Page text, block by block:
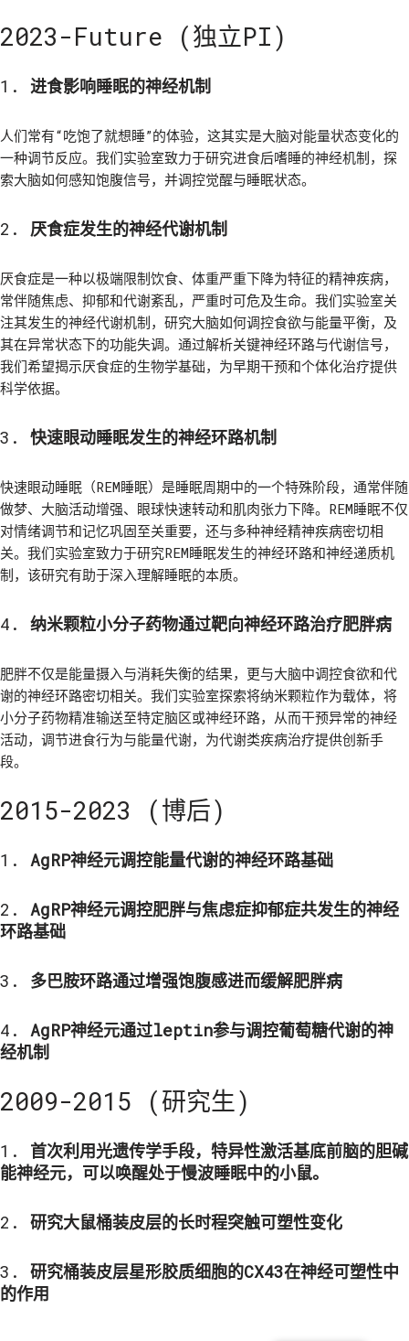
2023-Future (独立PI)
1. 进食影响睡眠的神经机制
人们常有“吃饱了就想睡”的体验，这其实是大脑对能量状态变化的
一种调节反应。我们实验室致力于研究进食后嗜睡的神经机制，探
索大脑如何感知饱腹信号，并调控觉醒与睡眠状态。
2. 厌食症发生的神经代谢机制
厌食症是一种以极端限制饮食、体重严重下降为特征的精神疾病，
常伴随焦虑、抑郁和代谢紊乱，严重时可危及生命。我们实验室关
注其发生的神经代谢机制，研究大脑如何调控食欲与能量平衡，及
其在异常状态下的功能失调。通过解析关键神经环路与代谢信号，
我们希望揭示厌食症的生物学基础，为早期干预和个体化治疗提供
科学依据。
3. 快速眼动睡眠发生的神经环路机制
快速眼动睡眠（REM睡眠）是睡眠周期中的一个特殊阶段，通常伴随
做梦、大脑活动增强、眼球快速转动和肌肉张力下降。REM睡眠不仅
对情绪调节和记忆巩固至关重要，还与多种神经精神疾病密切相
关。我们实验室致力于研究REM睡眠发生的神经环路和神经递质机
制，该研究有助于深入理解睡眠的本质。
4. 纳米颗粒小分子药物通过靶向神经环路治疗肥胖病
肥胖不仅是能量摄入与消耗失衡的结果，更与大脑中调控食欲和代
谢的神经环路密切相关。我们实验室探索将纳米颗粒作为载体，将
小分子药物精准输送至特定脑区或神经环路，从而干预异常的神经
活动，调节进食行为与能量代谢，为代谢类疾病治疗提供创新手
段。
2015-2023 (博后)
1. AgRP神经元调控能量代谢的神经环路基础
2. AgRP神经元调控肥胖与焦虑症抑郁症共发生的神经
环路基础
3. 多巴胺环路通过增强饱腹感进而缓解肥胖病
4. AgRP神经元通过leptin参与调控葡萄糖代谢的神
经机制
2009-2015 (研究生)
1. 首次利用光遗传学手段，特异性激活基底前脑的胆碱
能神经元，可以唤醒处于慢波睡眠中的小鼠。
2. 研究大鼠桶装皮层的长时程突触可塑性变化
3. 研究桶装皮层星形胶质细胞的CX43在神经可塑性中
的作用